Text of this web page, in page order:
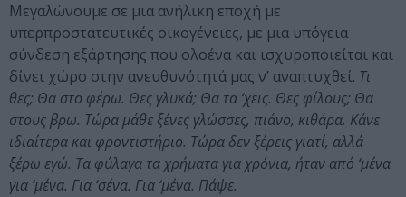
Μεγαλώνουμε σε μια ανήλικη εποχή με
υπερπροστατευτικές οικογένειες, με μια υπόγεια
σύνδεση εξάρτησης που ολοένα και ισχυροποιείται και
δίνει χώρο στην ανευθυνότητά μας ν’ αναπτυχθεί. Τι
θες; Θα στο φέρω. Θες γλυκά; Θα τα ‘χεις. Θες φίλους; Θα
στους βρω. Τώρα μάθε ξένες γλώσσες, πιάνο, κιθάρα. Κάνε
ιδιαίτερα και φροντιστήριο. Τώρα δεν ξέρεις γιατί, αλλά
ξέρω εγώ. Τα φύλαγα τα χρήματα για χρόνια, ήταν από ‘μένα
για ‘μένα. Για ‘σένα. Για ‘μένα. Πάψε.